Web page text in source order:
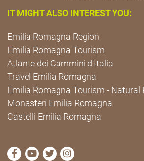
IT MIGHT ALSO INTEREST YOU:
Emilia Romagna Region
Emilia Romagna Tourism
Atlante dei Cammini d'Italia
Travel Emilia Romagna
Emilia Romagna Tourism - Natural
Monasteri Emilia Romagna
Castelli Emilia Romagna
visit Cammini Emilia-Romagna
visit Cammini Emilia-
visit Cammini Emilia-
visit Cammini